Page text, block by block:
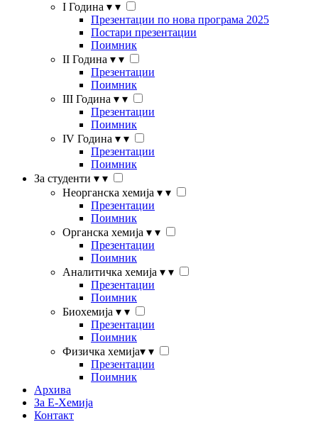
I Година ▾ ▾
Презентации по нова програма 2025
Постари презентации
Поимник
II Година ▾ ▾
Презентации
Поимник
III Година ▾ ▾
Презентации
Поимник
IV Година ▾ ▾
Презентации
Поимник
За студенти ▾ ▾
Неорганска хемија ▾ ▾
Презентации
Поимник
Органска хемија ▾ ▾
Презентации
Поимник
Аналитичка хемија ▾ ▾
Презентации
Поимник
Биохемија ▾ ▾
Презентации
Поимник
Физичка хемија▾ ▾
Презентации
Поимник
Архива
За Е-Хемија
Контакт